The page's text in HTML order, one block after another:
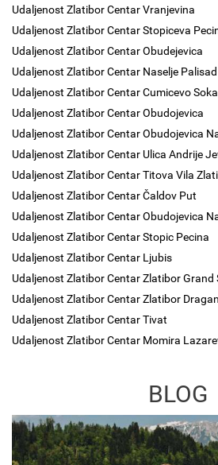
Udaljenost Zlatibor Centar Vranjevina
Udaljenost Zlatibor Centar Stopiceva
Udaljenost Zlatibor Centar Obudejevica
Udaljenost Zlatibor Centar Naselje Palisad
Udaljenost Zlatibor Centar Cumicevo
Udaljenost Zlatibor Centar Obudojevica
Udaljenost Zlatibor Centar Obudojevica
Udaljenost Zlatibor Centar Ulica Andrije
Udaljenost Zlatibor Centar Titova Vila
Udaljenost Zlatibor Centar Čaldov Put
Udaljenost Zlatibor Centar Obudojevica
Udaljenost Zlatibor Centar Stopic Pecina
Udaljenost Zlatibor Centar Ljubis
Udaljenost Zlatibor Centar Zlatibor Grand
Udaljenost Zlatibor Centar Zlatibor
Udaljenost Zlatibor Centar Tivat
Udaljenost Zlatibor Centar Momira
BLOG